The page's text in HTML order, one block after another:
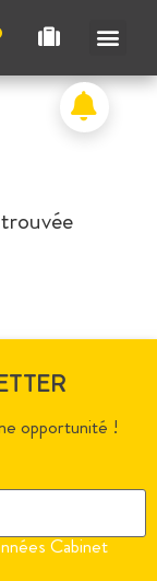
opportunité !
Cabinet